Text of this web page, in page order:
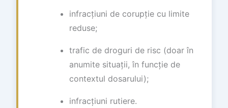
infracțiuni de corupție cu limite
reduse;
trafic de droguri de risc (doar în
anumite situații, în funcție de
contextul dosarului);
infracțiuni rutiere.